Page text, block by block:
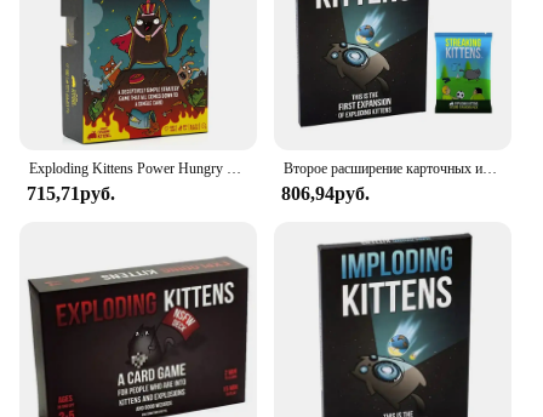
715,71руб.
Второе расширение карточных игр Exploding Kittens Семейная карточная игра и имплантирующие котята: первое расширение взрывающих котят
806,94руб.